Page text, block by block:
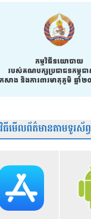
ធីមើលព័ត៌មានតាមទូរស័ព្វ